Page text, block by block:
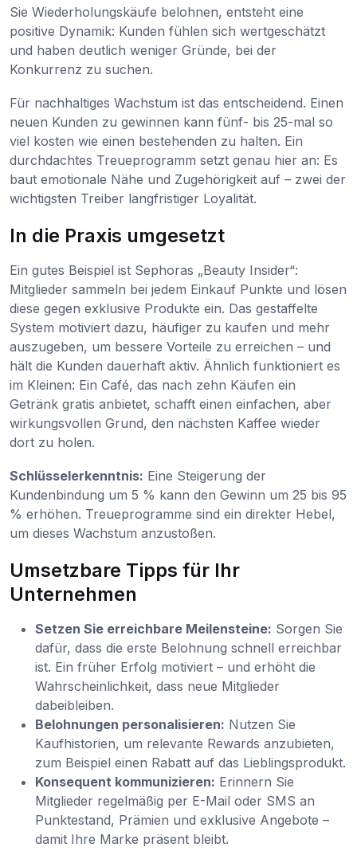
Sie Wiederholungskäufe belohnen, entsteht eine
positive Dynamik: Kunden fühlen sich wertgeschätzt
und haben deutlich weniger Gründe, bei der
Konkurrenz zu suchen.
Für nachhaltiges Wachstum ist das entscheidend. Einen
neuen Kunden zu gewinnen kann fünf- bis 25-mal so
viel kosten wie einen bestehenden zu halten. Ein
durchdachtes Treueprogramm setzt genau hier an: Es
baut emotionale Nähe und Zugehörigkeit auf – zwei der
wichtigsten Treiber langfristiger Loyalität.
In die Praxis umgesetzt
Ein gutes Beispiel ist Sephoras „Beauty Insider“:
Mitglieder sammeln bei jedem Einkauf Punkte und lösen
diese gegen exklusive Produkte ein. Das gestaffelte
System motiviert dazu, häufiger zu kaufen und mehr
auszugeben, um bessere Vorteile zu erreichen – und
hält die Kunden dauerhaft aktiv. Ähnlich funktioniert es
im Kleinen: Ein Café, das nach zehn Käufen ein
Getränk gratis anbietet, schafft einen einfachen, aber
wirkungsvollen Grund, den nächsten Kaffee wieder
dort zu holen.
Schlüsselerkenntnis: Eine Steigerung der
Kundenbindung um 5 % kann den Gewinn um 25 bis 95
% erhöhen. Treueprogramme sind ein direkter Hebel,
um dieses Wachstum anzustoßen.
Umsetzbare Tipps für Ihr
Unternehmen
Setzen Sie erreichbare Meilensteine: Sorgen Sie
dafür, dass die erste Belohnung schnell erreichbar
ist. Ein früher Erfolg motiviert – und erhöht die
Wahrscheinlichkeit, dass neue Mitglieder
dabeibleiben.
Belohnungen personalisieren: Nutzen Sie
Kaufhistorien, um relevante Rewards anzubieten,
zum Beispiel einen Rabatt auf das Lieblingsprodukt.
Konsequent kommunizieren: Erinnern Sie
Mitglieder regelmäßig per E-Mail oder SMS an
Punktestand, Prämien und exklusive Angebote –
damit Ihre Marke präsent bleibt.